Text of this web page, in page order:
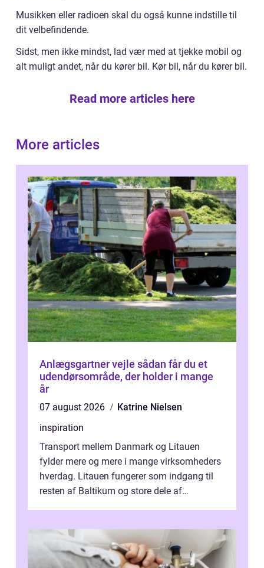
Musikken eller radioen skal du også kunne indstille til
dit velbefindende.
Sidst, men ikke mindst, lad vær med at tjekke mobil og
alt muligt andet, når du kører bil. Kør bil, når du kører bil.
Read more articles here
More articles
Anlægsgartner vejle sådan får du et
udendørsområde, der holder i mange
år
07 august 2026
Katrine Nielsen
inspiration
Transport mellem Danmark og Litauen
fylder mere og mere i mange virksomheders
hverdag. Litauen fungerer som indgang til
resten af Baltikum og store dele af